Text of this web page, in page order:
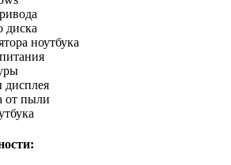
диска
ноутбука
дисплея
от пыли